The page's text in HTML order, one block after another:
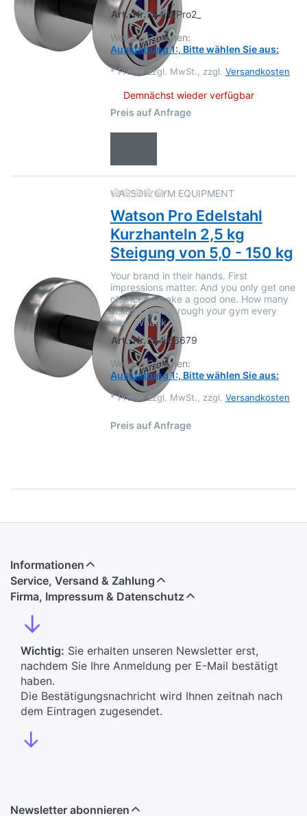
Art.-Nr.284.WPro2_
Weitere Optionen:
Ausstattung 1:, Bitte wählen Sie aus:
* Preise zzgl. MwSt., zzgl. Versandkosten
Demnächst wieder verfügbar
Preis auf Anfrage
WATSON GYM EQUIPMENT
Zu diesem Produkt liegen
Watson Pro Edelstahl
Kurzhanteln 2,5 kg
Steigung von 5,0 - 150 kg
Your brand in their hands. First
impressions matter. And you only get one
chance to make a good one. How many
visitors pass through your gym every
day? What k…
Art.-Nr.284.66679
Weitere Optionen:
Ausstattung 1:, Bitte wählen Sie aus:
* Preise zzgl. MwSt., zzgl. Versandkosten
Preis auf Anfrage
Informationen
Service, Versand & Zahlung
Firma, Impressum & Datenschutz
↓
Wichtig: Sie erhalten unseren Newsletter erst,
nachdem Sie Ihre Anmeldung per E-Mail bestätigt
haben.
Die Bestätigungsnachricht wird Ihnen zeitnah nach
dem Eintragen zugesendet.
↓
Newsletter abonnieren